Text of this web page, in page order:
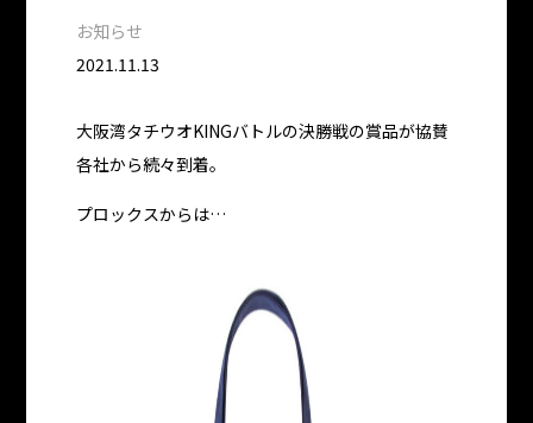
お知らせ
2021.11.13
大阪湾タチウオKINGバトルの決勝戦の賞品が協賛
各社から続々到着。
プロックスからは…